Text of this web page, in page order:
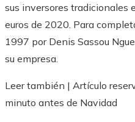
sus inversores tradicionales
euros de 2020. Para
1997 por Denis Sassou
su empresa.
Leer también | Artículo
minuto antes de Navidad